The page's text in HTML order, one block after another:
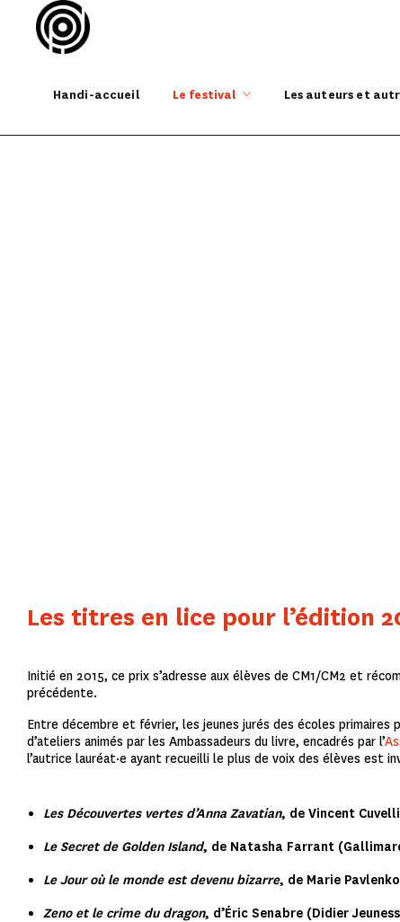
Handi-accueil Le festival Les auteurs et
Les titres en lice pour l’édition
Initié en 2015, ce prix s’adresse aux élèves de CM1/CM2 et
précédente.
Entre décembre et février, les jeunes jurés des écoles
d’ateliers animés par les Ambassadeurs du livre, encadrés par l’
l’autrice lauréat·e ayant recueilli le plus de voix des élèves est
Les Découvertes vertes d’Anna Zavatian, de Vincent
Le Secret de Golden Island, de Natasha Farrant
Le Jour où le monde est devenu bizarre, de Marie
Zeno et le crime du dragon, d’Éric Senabre (Didier